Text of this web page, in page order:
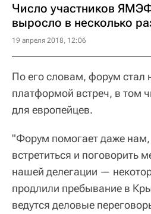
Число участников
выросло в несколько
19 апреля 2018, 12:06
По его словам, форум стал
платформой встреч, в том
для европейцев.
"Форум помогает даже
встретиться и поговорить
нашей делегации —
продлили пребывание в
ведутся деловые